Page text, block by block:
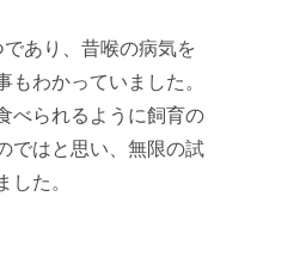
あり、昔喉の病気を
もわかっていました。
べられるように飼育の
ではと思い、無限の試
した。